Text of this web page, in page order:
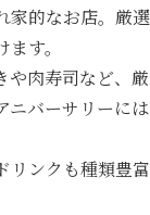
家的なお店。厳選
す。
や肉寿司など、厳
ニバーサリーには
リンクも種類豊富